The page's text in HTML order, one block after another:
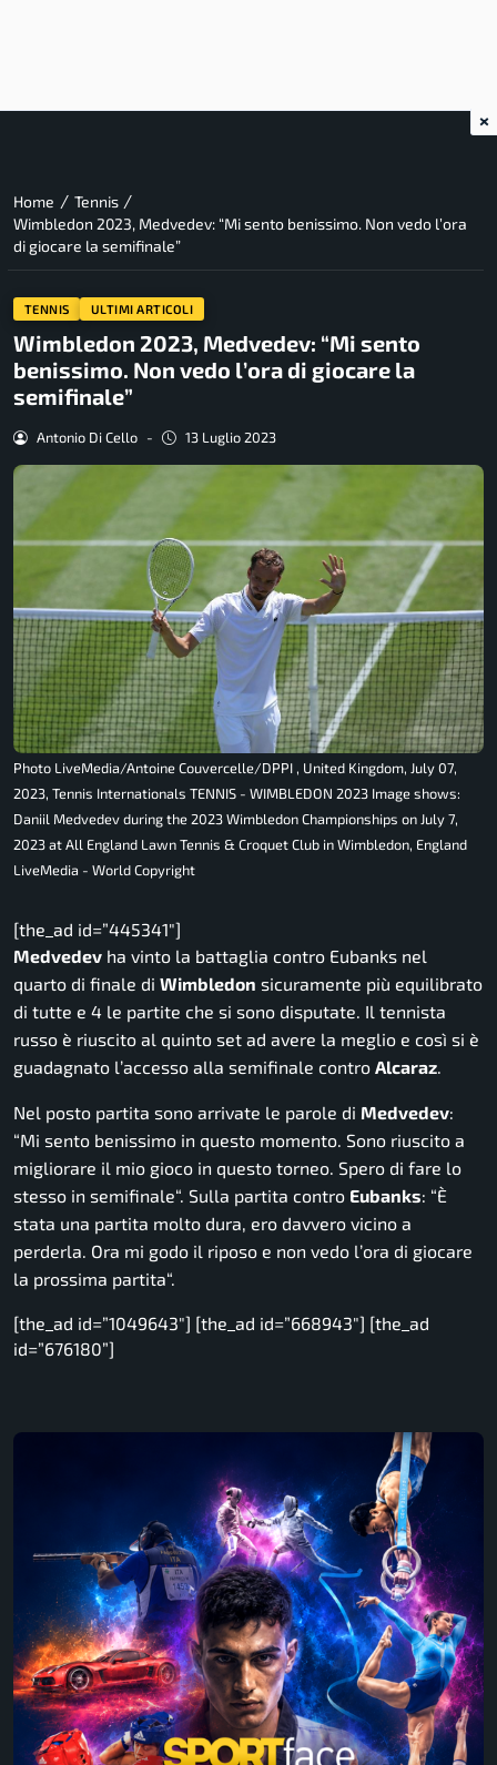
Home / Tennis /
Wimbledon 2023, Medvedev: “Mi sento benissimo. Non vedo l’ora
di giocare la semifinale”
TENNIS ULTIMI ARTICOLI
Wimbledon 2023, Medvedev: “Mi sento
benissimo. Non vedo l’ora di giocare la
semifinale”
Antonio Di Cello - 13 Luglio 2023
Photo LiveMedia/Antoine Couvercelle/DPPI , United Kingdom, July 07,
2023, Tennis Internationals TENNIS - WIMBLEDON 2023 Image shows:
Daniil Medvedev during the 2023 Wimbledon Championships on July 7,
2023 at All England Lawn Tennis & Croquet Club in Wimbledon, England
LiveMedia - World Copyright
[the_ad id=”445341″]
Medvedev ha vinto la battaglia contro Eubanks nel
quarto di finale di Wimbledon sicuramente più equilibrato
di tutte e 4 le partite che si sono disputate. Il tennista
russo è riuscito al quinto set ad avere la meglio e così si è
guadagnato l’accesso alla semifinale contro Alcaraz.
Nel posto partita sono arrivate le parole di Medvedev:
“Mi sento benissimo in questo momento. Sono riuscito a
migliorare il mio gioco in questo torneo. Spero di fare lo
stesso in semifinale“. Sulla partita contro Eubanks: “È
stata una partita molto dura, ero davvero vicino a
perderla. Ora mi godo il riposo e non vedo l’ora di giocare
la prossima partita“.
[the_ad id=”1049643″] [the_ad id=”668943″] [the_ad
id=”676180”]
×